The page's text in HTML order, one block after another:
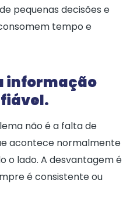
pequenas decisões e
tempo e
informação
fiável.
não é a falta de
acontece normalmente
o lado. A desvantagem é
é consistente ou